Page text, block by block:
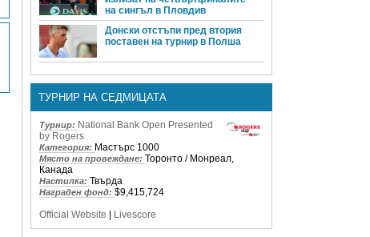
на сингъл в Пловдив
Донски отстъпи пред втория
поставен на турнир в Полша
ТУРНИР НА СЕДМИЦАТА
Турнир: National Bank Open Presented
by Rogers
Категория: Мастърс 1000
Място на провеждане: Торонто / Монреал,
Канада
Настилка: Твърда
Награден фонд: $9,415,724
Official Website | Livescore